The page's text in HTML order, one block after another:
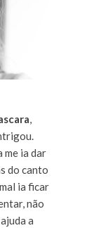
,
me ia dar
do canto
ia ficar
não
a